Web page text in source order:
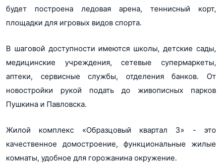
будет построена ледовая арена, теннисный корт,
площадки для игровых видов спорта.
В шаговой доступности имеются школы, детские сады,
медицинские учреждения, сетевые супермаркеты,
аптеки, сервисные службы, отделения банков. От
новостройки рукой подать до живописных парков
Пушкина и Павловска.
Жилой комплекс «Образцовый квартал 3» - это
качественное домостроение, функциональные жилые
комнаты, удобное для горожанина окружение.